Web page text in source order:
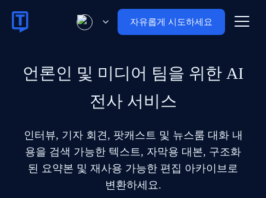
자유롭게 시도하세요
언론인 및 미디어 팀을 위한 AI
전사 서비스
인터뷰, 기자 회견, 팟캐스트 및 뉴스룸 대화 내
용을 검색 가능한 텍스트, 자막용 대본, 구조화
된 요약본 및 재사용 가능한 편집 아카이브로
변환하세요.